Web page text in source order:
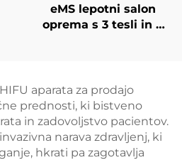
eMS lepotni salon
oprema s 3 tesli in 4
aparata za prodajo
prednosti, ki bistveno
in zadovoljstvo pacientov.
narava zdravljenj, ki
hkrati pa zagotavlja